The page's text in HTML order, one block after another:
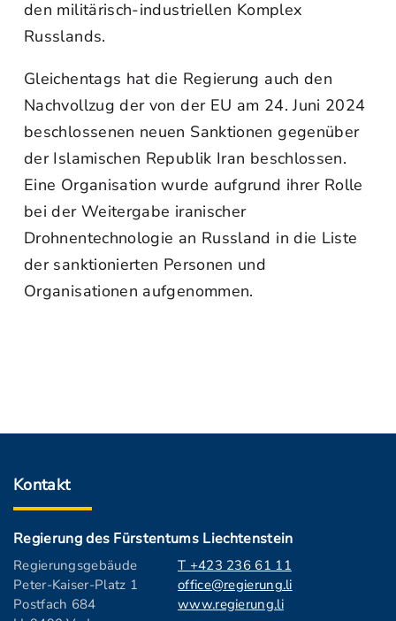
den militärisch-industriellen Komplex
Russlands.
Gleichentags hat die Regierung auch den
Nachvollzug der von der EU am 24. Juni 2024
beschlossenen neuen Sanktionen gegenüber
der Islamischen Republik Iran beschlossen.
Eine Organisation wurde aufgrund ihrer Rolle
bei der Weitergabe iranischer
Drohnentechnologie an Russland in die Liste
der sanktionierten Personen und
Organisationen aufgenommen.
Kontakt
Regierung des Fürstentums Liechtenstein
Regierungsgebäude
Peter-Kaiser-Platz 1
Postfach 684
T +423 236 61 11
office@regierung.li
www.regierung.li